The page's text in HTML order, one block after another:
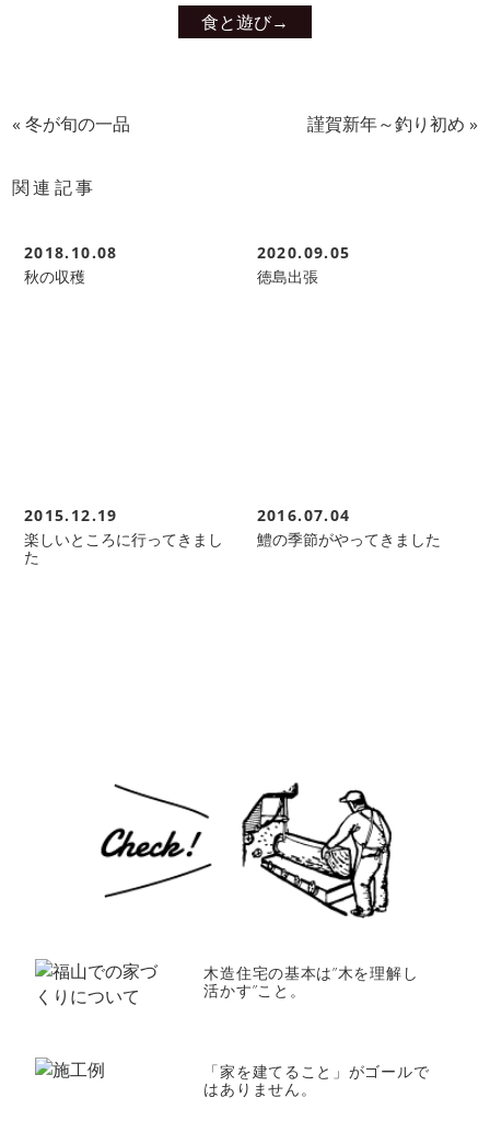
食と遊び→
«冬が旬の一品 謹賀新年～釣り初め »
関連記事
2018.10.08
秋の収穫
2020.09.05
徳島出張
2015.12.19
楽しいところに行ってきまし
た
2016.07.04
鱧の季節がやってきました
木造住宅の基本は”木を理解し
活かす”こと。
「家を建てること」がゴールで
はありません。